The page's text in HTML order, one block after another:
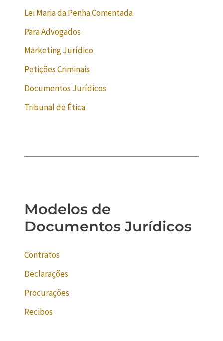
Lei Maria da Penha Comentada
Para Advogados
Marketing Jurídico
Petições Criminais
Documentos Jurídicos
Tribunal de Ética
Modelos de
Documentos Jurídicos
Contratos
Declarações
Procurações
Recibos